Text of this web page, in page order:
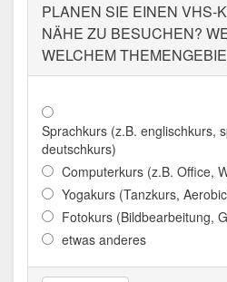
PLANEN SIE EINEN VHS-
NÄHE ZU BESUCHEN?
WELCHEM
Sprachkurs (z.B. englischkurs,
deutschkurs)
Computerkurs (z.B. Office,
Yogakurs (Tanzkurs,
Fotokurs (Bildbearbeitung,
etwas anderes